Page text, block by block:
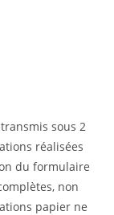
sous 2
réalisées
du formulaire
non
papier ne